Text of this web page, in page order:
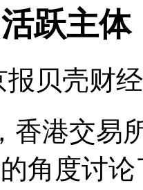
跃主体
贝壳财经
港交易所
的角度讨